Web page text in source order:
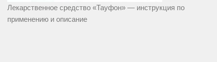
Лекарственное средство «Тауфон» — инструкция по
применению и описание